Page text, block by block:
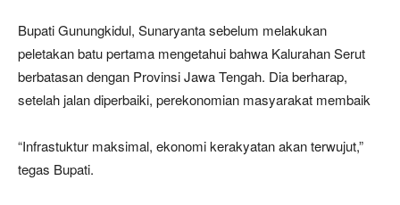
Bupati Gunungkidul, Sunaryanta sebelum melakukan
peletakan batu pertama mengetahui bahwa Kalurahan Serut
berbatasan dengan Provinsi Jawa Tengah. Dia berharap,
setelah jalan diperbaiki, perekonomian masyarakat membaik
“Infrastuktur maksimal, ekonomi kerakyatan akan terwujut,”
tegas Bupati.